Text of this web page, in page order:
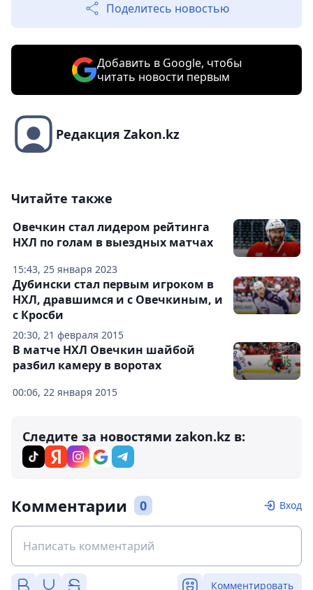
Поделитесь новостью
Добавить в Google, чтобы
читать новости первым
Редакция Zakon.kz
Читайте также
15:43, 25 января 2023
Овечкин стал лидером рейтинга
НХЛ по голам в выездных матчах
20:30, 21 февраля 2015
Дубински стал первым игроком в
НХЛ, дравшимся и с Овечкиным, и
с Кросби
00:06, 22 января 2015
В матче НХЛ Овечкин шайбой
разбил камеру в воротах
Следите за новостями zakon.kz в:
Комментарии 0 Вход
Комментировать